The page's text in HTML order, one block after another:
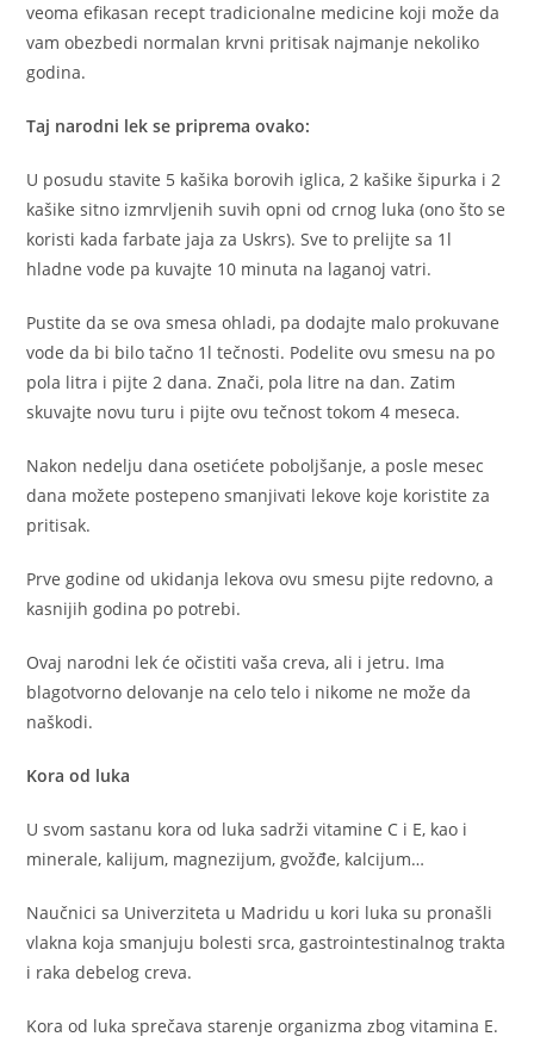
veoma efikasan recept tradicionalne medicine koji može da
vam obezbedi normalan krvni pritisak najmanje nekoliko
godina.
Taj narodni lek se priprema ovako:
U posudu stavite 5 kašika borovih iglica, 2 kašike šipurka i 2
kašike sitno izmrvljenih suvih opni od crnog luka (ono što se
koristi kada farbate jaja za Uskrs). Sve to prelijte sa 1l
hladne vode pa kuvajte 10 minuta na laganoj vatri.
Pustite da se ova smesa ohladi, pa dodajte malo prokuvane
vode da bi bilo tačno 1l tečnosti. Podelite ovu smesu na po
pola litra i pijte 2 dana. Znači, pola litre na dan. Zatim
skuvajte novu turu i pijte ovu tečnost tokom 4 meseca.
Nakon nedelju dana osetićete poboljšanje, a posle mesec
dana možete postepeno smanjivati lekove koje koristite za
pritisak.
Prve godine od ukidanja lekova ovu smesu pijte redovno, a
kasnijih godina po potrebi.
Ovaj narodni lek će očistiti vaša creva, ali i jetru. Ima
blagotvorno delovanje na celo telo i nikome ne može da
naškodi.
Kora od luka
U svom sastanu kora od luka sadrži vitamine C i E, kao i
minerale, kalijum, magnezijum, gvožđe, kalcijum…
Naučnici sa Univerziteta u Madridu u kori luka su pronašli
vlakna koja smanjuju bolesti srca, gastrointestinalnog trakta
i raka debelog creva.
Kora od luka sprečava starenje organizma zbog vitamina E.